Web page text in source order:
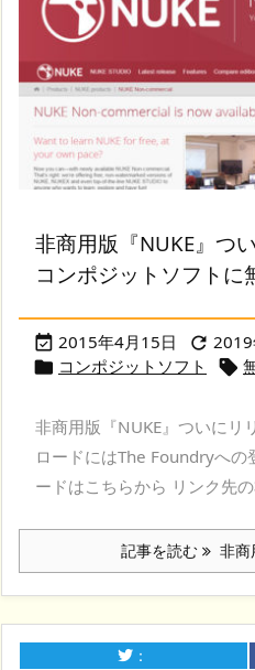
非商用版『NUKE』つ
コンポジットソフトに
 2015年4月15日 
 コンポジットソフト 
非商用版『NUKE』ついにリ
ロードにはThe Foundryへの
ードはこちらから リンク先
記事を読む 非商
：